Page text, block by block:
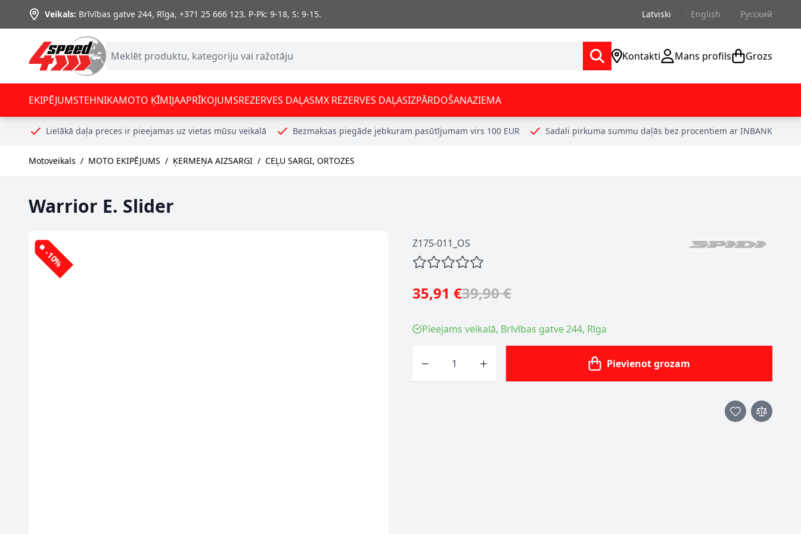
Skip to Content
Veikals: Brīvības gatve 244, Rīga, +371 25 666 123. P-Pk: 9-18, S: 9-15. Latviski English Русский
Kontakti Mans profils Grozs
EKIPĒJUMSTEHNIKAMOTO ĶĪMIJAAPRĪKOJUMSREZERVES DAĻASMX REZERVES DAĻASIZPĀRDOŠANAZIEMA
Lielākā daļa preces ir pieejamas uz vietas mūsu veikalā Bezmaksas piegāde jebkuram pasūtījumam virs 100 EUR Sadali pirkuma summu daļās bez procentiem ar INBANK
Motoveikals / MOTO EKIPĒJUMS / ĶERMEŅA AIZSARGI / CEĻU SARGI, ORTOZES
Warrior E. Slider
Z175-011_OS
-10%
35,91 €39,90 €
Pieejams veikalā, Brīvības gatve 244, Rīga
Pievienot grozam